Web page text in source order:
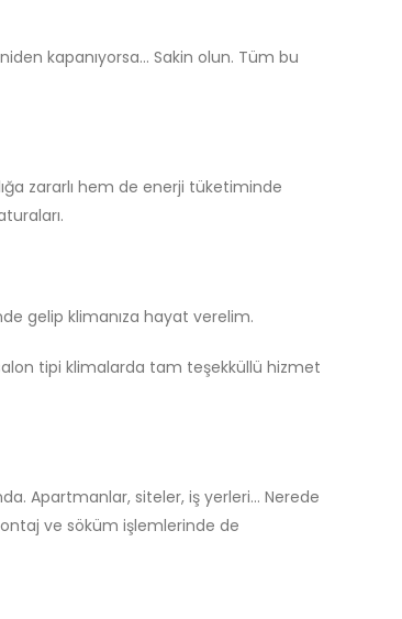
kapanıyorsa... Sakin olun. Tüm bu
zararlı hem de enerji tüketiminde
gelip klimanıza hayat verelim.
tipi klimalarda tam teşekküllü hizmet
Apartmanlar, siteler, iş yerleri… Nerede
ve söküm işlemlerinde de